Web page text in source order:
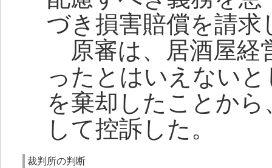
づき損害賠償を請
原審は、居酒屋経
ったとはいえない
を棄却したことか
して控訴した。
裁判所の判断